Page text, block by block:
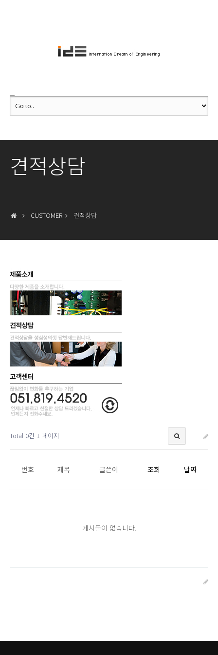
견적상담
CUSTOMER 견적상담
Total 0건 1 페이지
번호 제목 글쓴이 조회 날짜
게시물이 없습니다.